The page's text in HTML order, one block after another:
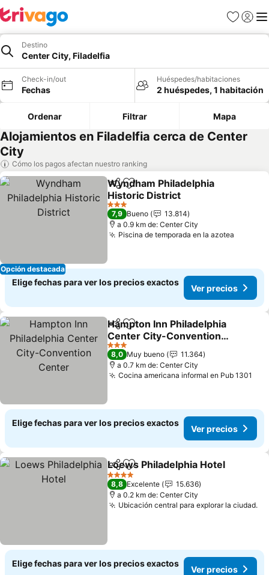
Favoritos
Iniciar
Destino
Center City, Filadelfia
Check-in/out
Fechas
Huéspedes/habitaciones
2 huéspedes, 1 habitación
Ordenar Filtrar Mapa
Alojamientos en Filadelfia cerca de Center
City
Cómo los pagos afectan nuestro ranking
Opción destacada
CompartirAgregar a favoritos
Wyndham Philadelphia
Historic District
Ver precios
3 Estrellas
7,9 Bueno
13.814
a 0.9 km de: Center City
Piscina de temporada en la azotea
Elige fechas para ver los precios exactos
Ver precios
CompartirAgregar a favoritos
Hampton Inn Philadelphia
Center City-Convention
Center
Ver precios
3 Estrellas
8,0 Muy bueno
11.364
a 0.7 km de: Center City
Cocina americana informal en Pub 1301
Elige fechas para ver los precios exactos
Ver precios
CompartirAgregar a favoritos
Loews Philadelphia Hotel
4 Estrellas
8,8 Excelente
15.636
a 0.2 km de: Center City
Ubicación central para explorar la ciudad.
Elige fechas para ver los precios exactos
Ver precios